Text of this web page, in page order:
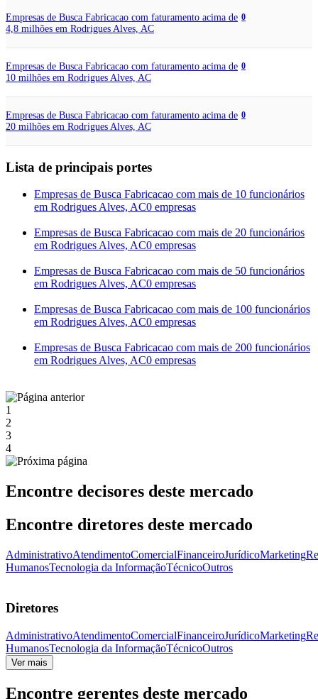
Empresas de Busca Fabricacao com faturamento acima de
4,8 milhões em Rodrigues Alves, AC
0
Empresas de Busca Fabricacao com faturamento acima de
10 milhões em Rodrigues Alves, AC
0
Empresas de Busca Fabricacao com faturamento acima de
20 milhões em Rodrigues Alves, AC
0
Lista de principais portes
Empresas de Busca Fabricacao com mais de 10 funcionários
em Rodrigues Alves, AC0 empresas
Empresas de Busca Fabricacao com mais de 20 funcionários
em Rodrigues Alves, AC0 empresas
Empresas de Busca Fabricacao com mais de 50 funcionários
em Rodrigues Alves, AC0 empresas
Empresas de Busca Fabricacao com mais de 100 funcionários
em Rodrigues Alves, AC0 empresas
Empresas de Busca Fabricacao com mais de 200 funcionários
em Rodrigues Alves, AC0 empresas
1
2
3
4
Encontre decisores deste mercado
Encontre diretores deste mercado
AdministrativoAtendimentoComercialFinanceiroJurídicoMarketing
HumanosTecnologia da InformaçãoTécnicoOutros
Diretores
AdministrativoAtendimentoComercialFinanceiroJurídicoMarketing
HumanosTecnologia da InformaçãoTécnicoOutros
Ver mais
Encontre gerentes deste mercado